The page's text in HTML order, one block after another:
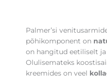
Palmer’si
põhikomponent on
on hangitud eetiliselt
Olulisemateks
kreemides on veel